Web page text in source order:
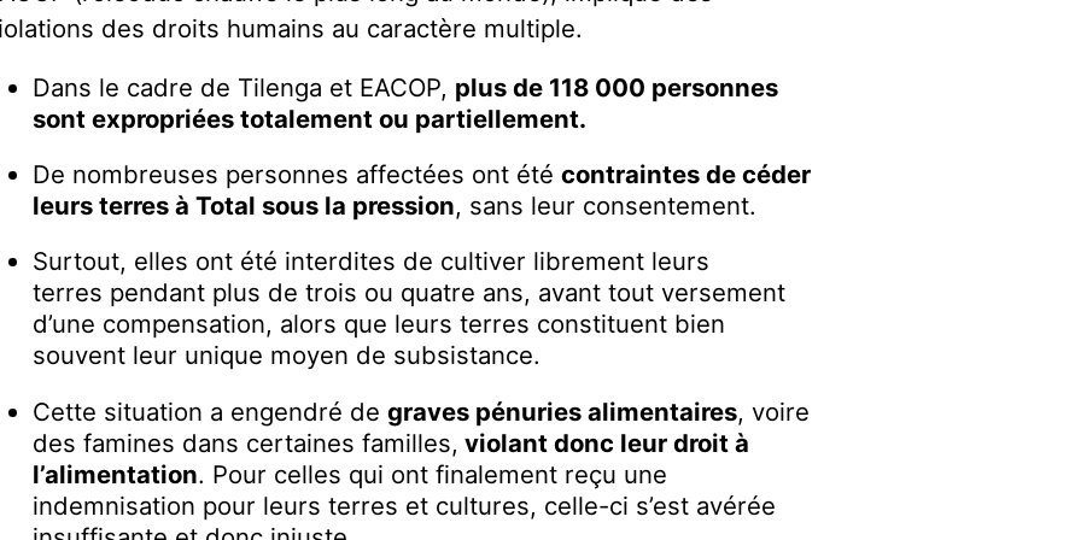
des droits humains au caractère multiple.
Dans le cadre de Tilenga et EACOP, plus de 118 000 personnes
sont expropriées totalement ou partiellement.
De nombreuses personnes affectées ont étécontraintes de céder
leurs terres à Total sous la pression, sans leur consentement.
Surtout, elles ont été interdites de cultiver librement leurs
terres pendant plus de trois ou quatre ans, avant tout versement
d’une compensation, alors que leurs terres constituent bien
souvent leur unique moyen de subsistance.
Cette situation a engendré degraves pénuries alimentaires, voire
des famines dans certaines familles, violant donc leur droit à
l’alimentation. Pour celles qui ont finalement reçu une
indemnisation pour leurs terres et cultures, celle-ci s’est avérée